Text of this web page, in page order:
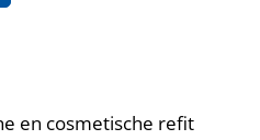
en cosmetische refit